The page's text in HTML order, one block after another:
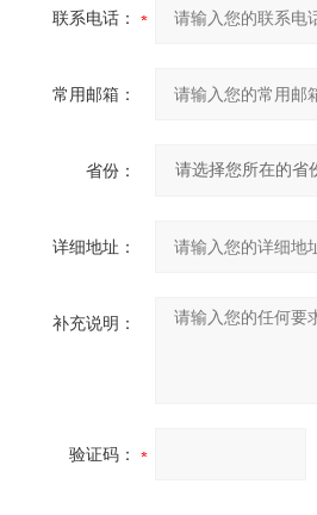
联系电话：
常用邮箱：
省份：
详细地址：
补充说明：
验证码：